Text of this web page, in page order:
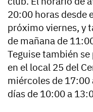
20:00 horas desde
próximo viernes, y
de mañana de
Teguise también
en el local 25 del
miércoles de 17:00
días de 10:00 a